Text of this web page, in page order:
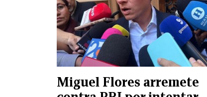
Miguel Flores arremete